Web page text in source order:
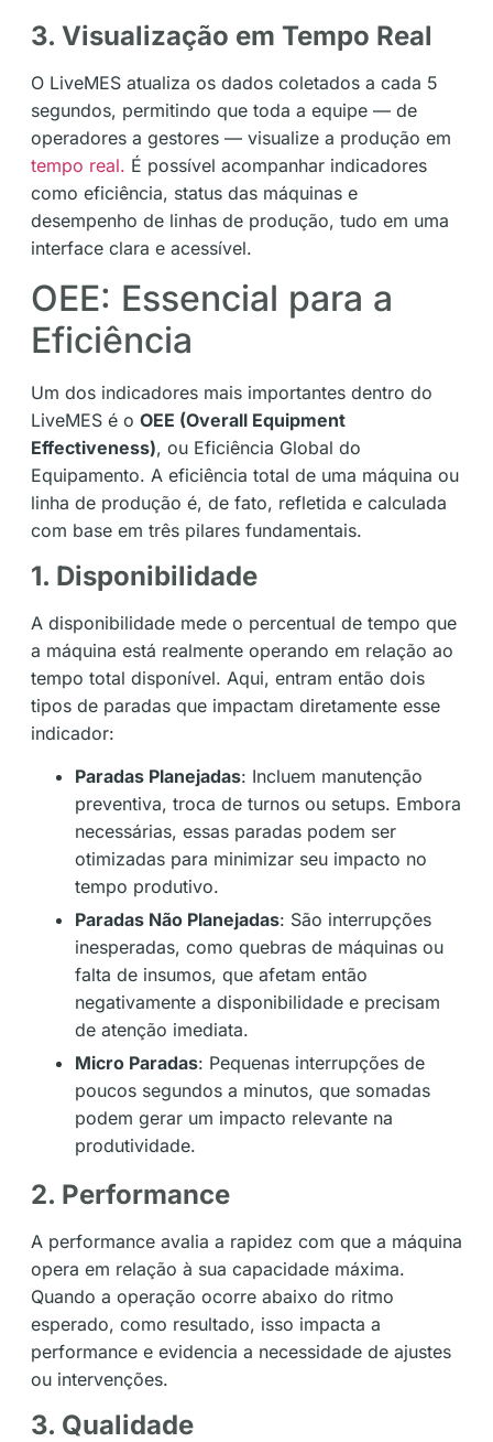
3. Visualização em Tempo Real
O LiveMES atualiza os dados coletados a cada 5
segundos, permitindo que toda a equipe — de
operadores a gestores — visualize a produção em
tempo real. É possível acompanhar indicadores
como eficiência, status das máquinas e
desempenho de linhas de produção, tudo em uma
interface clara e acessível.
OEE: Essencial para a
Eficiência
Um dos indicadores mais importantes dentro do
LiveMES é o OEE (Overall Equipment
Effectiveness), ou Eficiência Global do
Equipamento. A eficiência total de uma máquina ou
linha de produção é, de fato, refletida e calculada
com base em três pilares fundamentais.
1. Disponibilidade
A disponibilidade mede o percentual de tempo que
a máquina está realmente operando em relação ao
tempo total disponível. Aqui, entram então dois
tipos de paradas que impactam diretamente esse
indicador:
Paradas Planejadas: Incluem manutenção
preventiva, troca de turnos ou setups. Embora
necessárias, essas paradas podem ser
otimizadas para minimizar seu impacto no
tempo produtivo.
Paradas Não Planejadas: São interrupções
inesperadas, como quebras de máquinas ou
falta de insumos, que afetam então
negativamente a disponibilidade e precisam
de atenção imediata.
Micro Paradas: Pequenas interrupções de
poucos segundos a minutos, que somadas
podem gerar um impacto relevante na
produtividade.
2. Performance
A performance avalia a rapidez com que a máquina
opera em relação à sua capacidade máxima.
Quando a operação ocorre abaixo do ritmo
esperado, como resultado, isso impacta a
performance e evidencia a necessidade de ajustes
ou intervenções.
3. Qualidade